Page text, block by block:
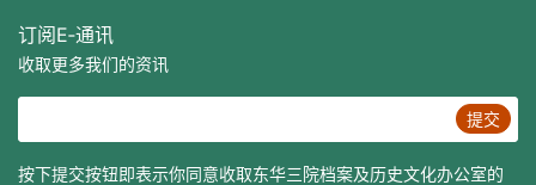
订阅E‐通讯
收取更多我们的资讯
提交
按下提交按钮即表示你同意收取东华三院档案及历史文化办公室的